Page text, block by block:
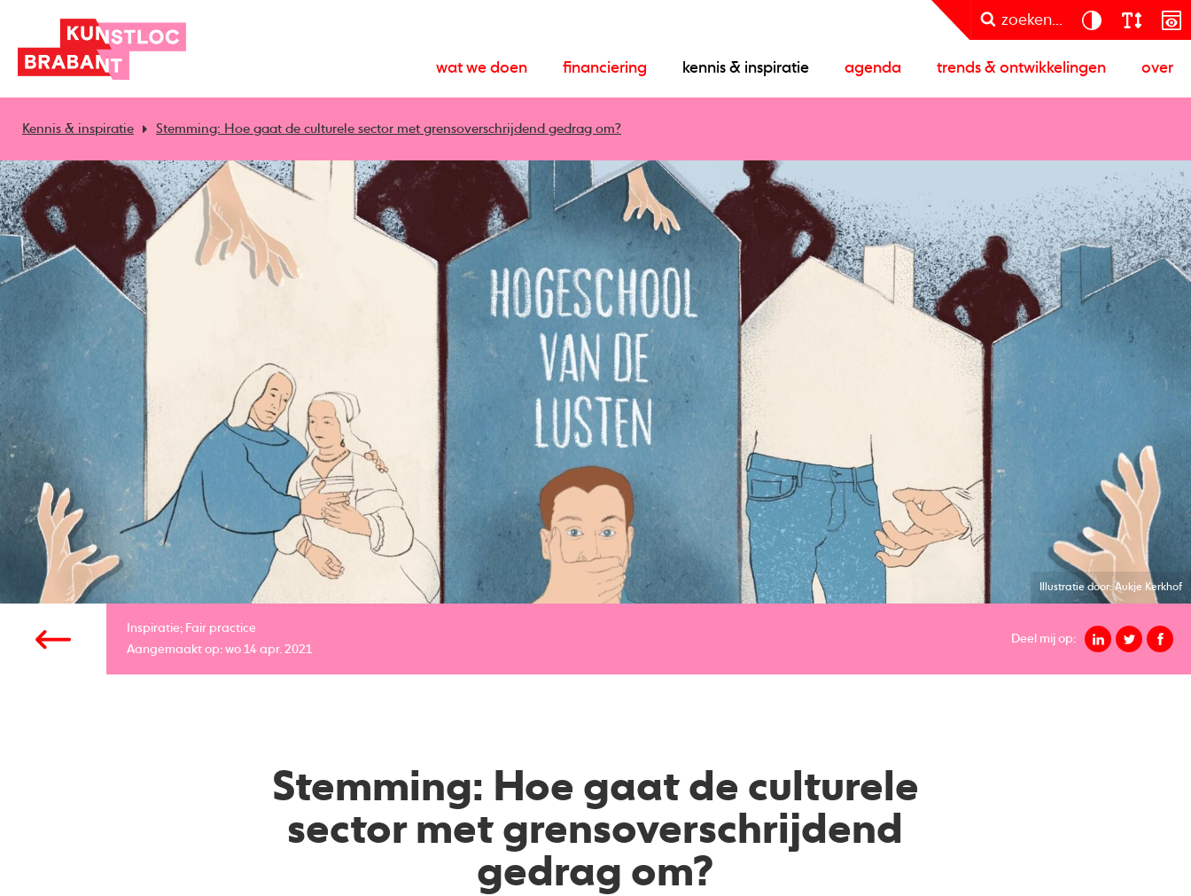
zoeken...
wat we doen financiering kennis & inspiratie agenda trends & ontwikkelingen over
Kennis & inspiratie Stemming: Hoe gaat de culturele sector met grensoverschrijdend gedrag om?
Illustratie door: Aukje Kerkhof
Inspiratie; Fair practice
Aangemaakt op: wo 14 apr. 2021
Deel mij op:
Stemming: Hoe gaat de culturele
sector met grensoverschrijdend
gedrag om?